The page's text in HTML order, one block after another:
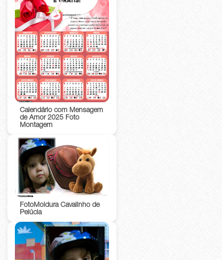
Calendário com Mensagem
de Amor 2025 Foto
Montagem
FotoMoldura Cavalinho de
Pelúcia